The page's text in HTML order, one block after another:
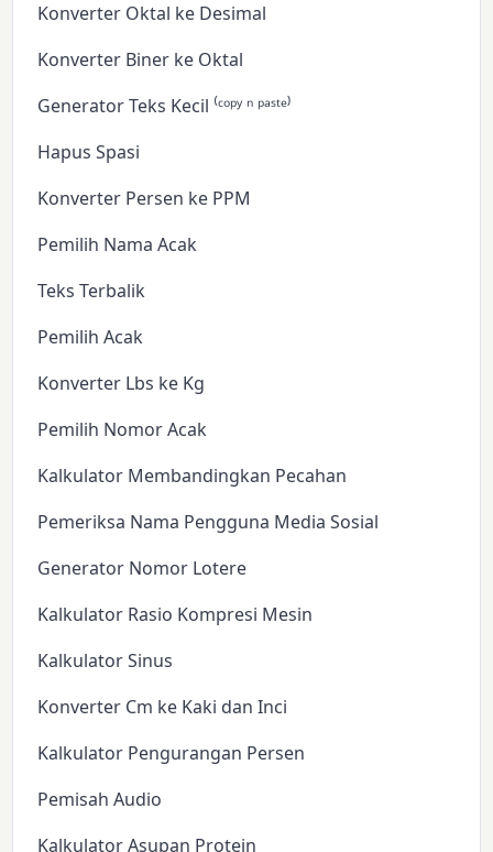
Konverter Oktal ke Desimal
Konverter Biner ke Oktal
Generator Teks Kecil ⁽ᶜᵒᵖʸ ⁿ ᵖᵃˢᵗᵉ⁾
Hapus Spasi
Konverter Persen ke PPM
Pemilih Nama Acak
Teks Terbalik
Pemilih Acak
Konverter Lbs ke Kg
Pemilih Nomor Acak
Kalkulator Membandingkan Pecahan
Pemeriksa Nama Pengguna Media Sosial
Generator Nomor Lotere
Kalkulator Rasio Kompresi Mesin
Kalkulator Sinus
Konverter Cm ke Kaki dan Inci
Kalkulator Pengurangan Persen
Pemisah Audio
Kalkulator Asupan Protein